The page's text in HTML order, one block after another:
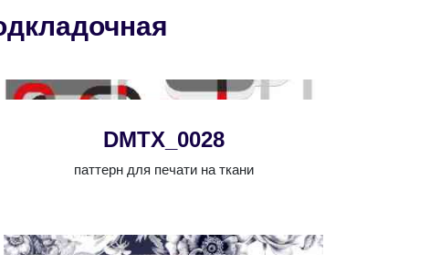
DMTX_0028
паттерн для печати на ткани